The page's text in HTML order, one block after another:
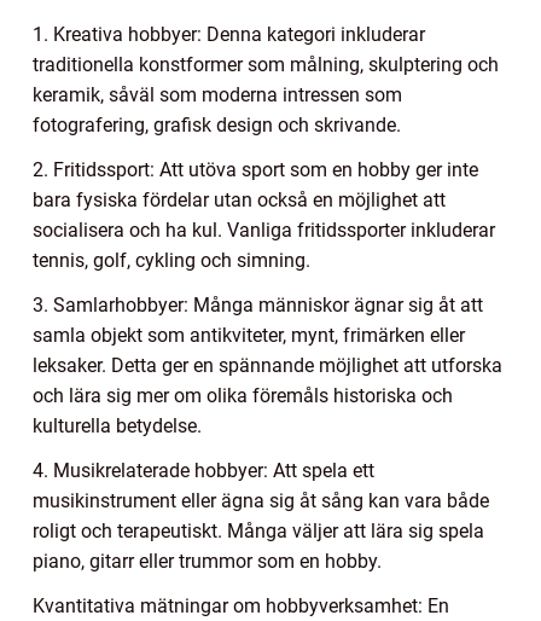
1. Kreativa hobbyer: Denna kategori inkluderar
traditionella konstformer som målning, skulptering och
keramik, såväl som moderna intressen som
fotografering, grafisk design och skrivande.
2. Fritidssport: Att utöva sport som en hobby ger inte
bara fysiska fördelar utan också en möjlighet att
socialisera och ha kul. Vanliga fritidssporter inkluderar
tennis, golf, cykling och simning.
3. Samlarhobbyer: Många människor ägnar sig åt att
samla objekt som antikviteter, mynt, frimärken eller
leksaker. Detta ger en spännande möjlighet att utforska
och lära sig mer om olika föremåls historiska och
kulturella betydelse.
4. Musikrelaterade hobbyer: Att spela ett
musikinstrument eller ägna sig åt sång kan vara både
roligt och terapeutiskt. Många väljer att lära sig spela
piano, gitarr eller trummor som en hobby.
Kvantitativa mätningar om hobbyverksamhet: En